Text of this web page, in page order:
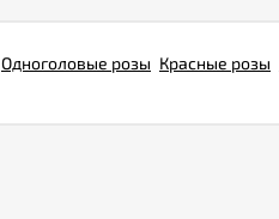
Одноголовые розы Красные розы